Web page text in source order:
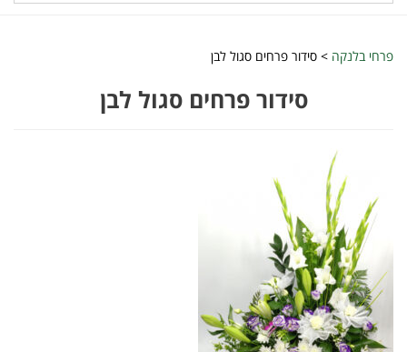
פרחי בלנקה > סידור פרחים סגול לבן
סידור פרחים סגול לבן